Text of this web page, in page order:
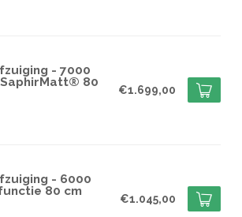
- 7000
SaphirMatt® 80
€1.699,00
- 6000
80 cm
€1.045,00